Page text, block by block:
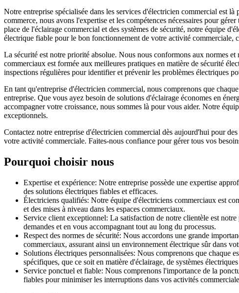
Notre entreprise spécialisée dans les services d'électricien commercial est
commerce, nous avons l'expertise et les compétences nécessaires pour
place de l'éclairage commercial et des systèmes de sécurité, notre équipe
électrique fiable pour le bon fonctionnement de votre activité commerciale,
La sécurité est notre priorité absolue. Nous nous conformons aux normes
commerciaux est formée aux meilleures pratiques en matière de sécurité
inspections régulières pour identifier et prévenir les problèmes électriques
En tant qu'entreprise d'électricien commercial, nous comprenons que
entreprise. Que vous ayez besoin de solutions d'éclairage économes en
accompagner votre croissance, nous sommes là pour vous aider. Notre
exceptionnels.
Contactez notre entreprise d'électricien commercial dès aujourd'hui pour
votre activité commerciale. Faites-nous confiance pour gérer tous vos
Pourquoi choisir nous
Expertise et expérience: Notre entreprise possède une expertise
des solutions électriques fiables et efficaces.
Électriciens qualifiés: Notre équipe d'électriciens commerciaux est
et des mises à niveau dans les espaces commerciaux.
Service client exceptionnel: La satisfaction de notre clientèle est
demandes et en vous accompagnant tout au long du processus.
Respect des normes de sécurité: Nous accordons une grande
commerciaux, assurant ainsi un environnement électrique sûr dans
Solutions électriques personnalisées: Nous comprenons que chaque
spécifiques, que ce soit en matière d'éclairage, de systèmes
Service ponctuel et fiable: Nous comprenons l'importance de la
fiables pour minimiser les interruptions dans vos activités